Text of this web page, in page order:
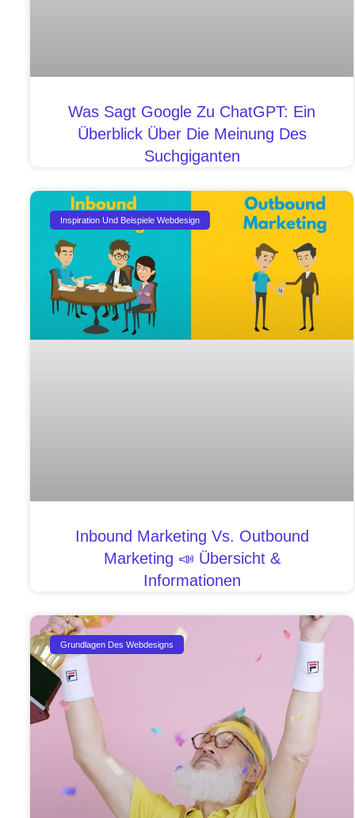
Was Sagt Google Zu ChatGPT: Ein
Überblick Über Die Meinung Des
Suchgiganten
Inspiration Und Beispiele Webdesign
Inbound Marketing Vs. Outbound
Marketing 📣 Übersicht &
Informationen
Grundlagen Des Webdesigns